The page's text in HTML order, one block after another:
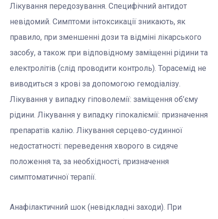
Лікування передозування. Специфічний антидот
невідомий. Симптоми інтоксикації зникають, як
правило, при зменшенні дози та відміні лікарського
засобу, а також при відповідному заміщенні рідини та
електролітів (слід проводити контроль). Торасемід не
виводиться з крові за допомогою гемодіалізу.
Лікування у випадку гіповолемії: заміщення об’єму
рідини. Лікування у випадку гіпокаліємії: призначення
препаратів калію. Лікування серцево-судинної
недостатності: переведення хворого в сидяче
положення та, за необхідності, призначення
симптоматичної терапії.
Анафілактичний шок (невідкладні заходи). При